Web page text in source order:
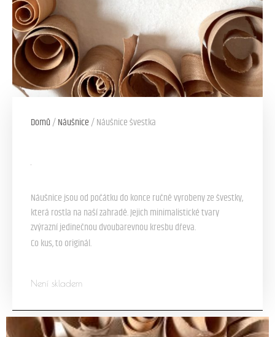
Domů/Náušnice/ Náušnice švestka
Náušnice jsou od počátku do konce ručně vyrobeny ze švestky,
která rostla na naší zahradě. Jejich minimalistické tvary
zvýrazní jedinečnou dvoubarevnou kresbu dřeva.
Co kus, to originál.
Není skladem